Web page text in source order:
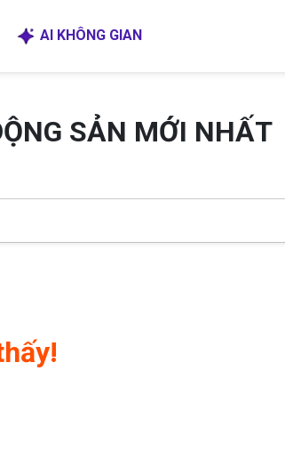
AI KHÔNG GIAN
SẢN MỚI NHẤT